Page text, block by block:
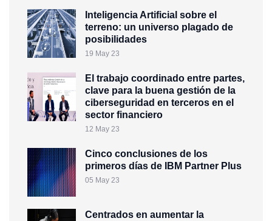
Inteligencia Artificial sobre el
terreno: un universo plagado de
posibilidades
19 May 23
El trabajo coordinado entre partes,
clave para la buena gestión de la
ciberseguridad en terceros en el
sector financiero
12 May 23
Cinco conclusiones de los
primeros días de IBM Partner Plus
05 May 23
Centrados en aumentar la